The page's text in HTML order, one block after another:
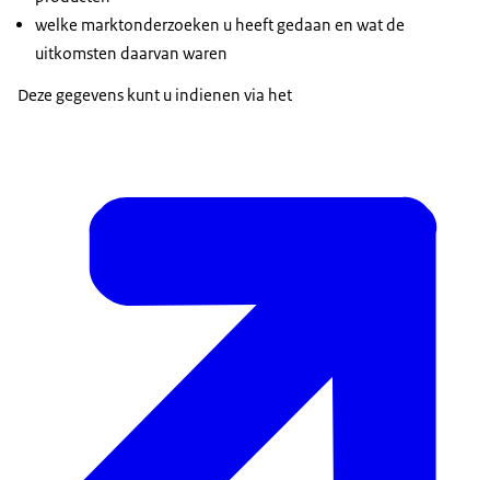
welke marktonderzoeken u heeft gedaan en wat de
uitkomsten daarvan waren
Deze gegevens kunt u indienen via het